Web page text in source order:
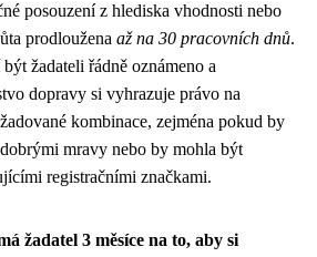
posouzení z hlediska vhodnosti nebo
prodloužena až na 30 pracovních dnů.
žadateli řádně oznámeno a
dopravy si vyhrazuje právo na
kombinace, zejména pokud by
mravy nebo by mohla být
registračními značkami.
žadatel 3 měsíce na to, aby si